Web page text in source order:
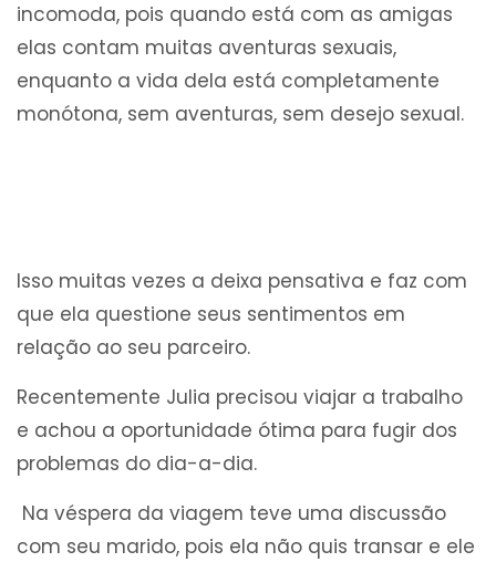
incomoda, pois quando está com as amigas
elas contam muitas aventuras sexuais,
enquanto a vida dela está completamente
monótona, sem aventuras, sem desejo sexual.
Isso muitas vezes a deixa pensativa e faz com
que ela questione seus sentimentos em
relação ao seu parceiro.
Recentemente Julia precisou viajar a trabalho
e achou a oportunidade ótima para fugir dos
problemas do dia-a-dia.
Na véspera da viagem teve uma discussão
com seu marido, pois ela não quis transar e ele